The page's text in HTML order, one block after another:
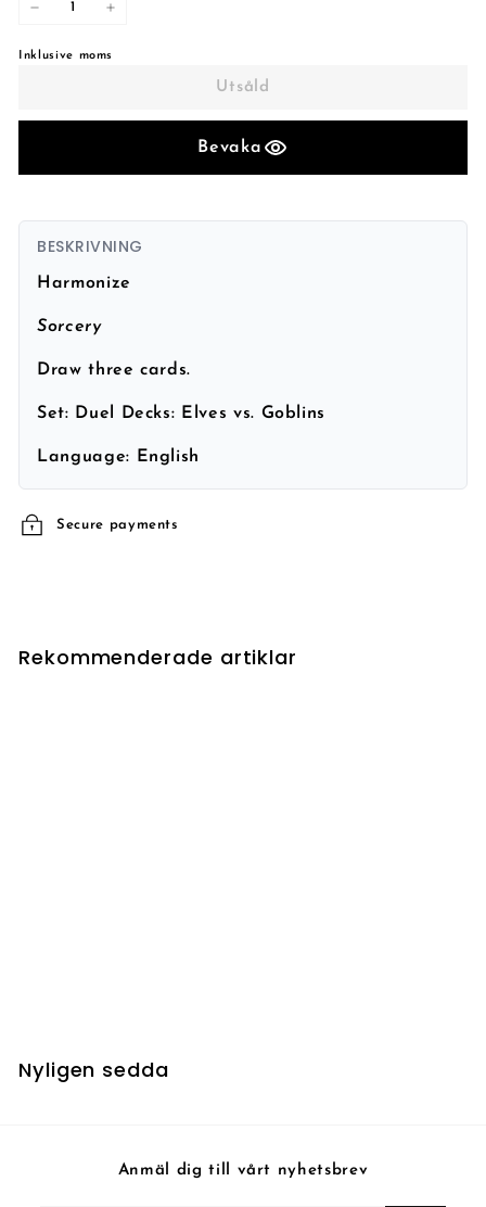
Inklusive moms
Utsåld
Bevaka
BESKRIVNING
Harmonize
Sorcery
Draw three cards.
Set: Duel Decks: Elves vs. Goblins
Language: English
Secure payments
Rekommenderade artiklar
Nyligen sedda
Anmäl dig till vårt nyhetsbrev